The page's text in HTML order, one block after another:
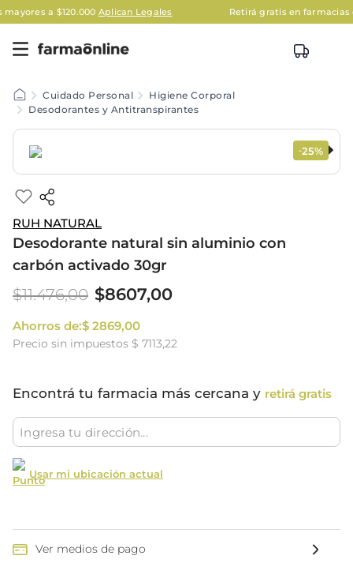
Aplican Legales Retirá gratis en farmacias de todo el país
Cuidado Personal
Higiene Corporal
Desodorantes y Antitranspirantes
-25%
RUH NATURAL
Desodorante natural sin aluminio con
carbón activado 30gr
$11.476,00 $8607,00
Ahorros de:$ 2869,00
Precio sin impuestos $ 7113,22
Encontrá tu farmacia más cercana y retirá gratis
Usar mi ubicación actual
Ver medios de pago